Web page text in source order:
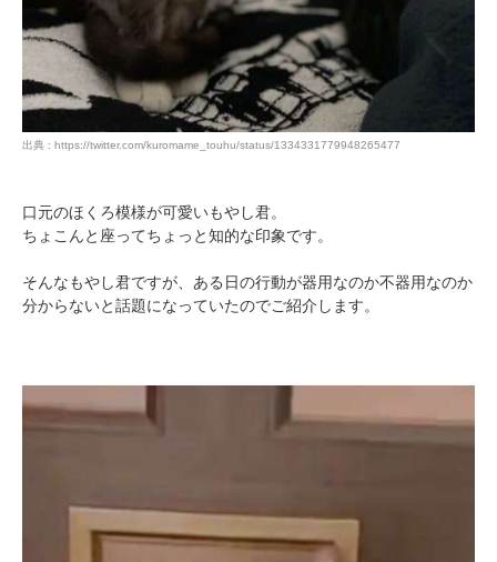
出典 : https://twitter.com/kuromame_touhu/status/1334331779948265477
口元のほくろ模様が可愛いもやし君。
ちょこんと座ってちょっと知的な印象です。
そんなもやし君ですが、ある日の行動が器用なのか不器用なのか
分からないと話題になっていたのでご紹介します。